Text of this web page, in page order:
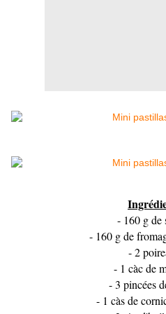
- 160 g de
- 160 g de
- 2
- 1 càc de
- 3 pincées
- 1 càs de